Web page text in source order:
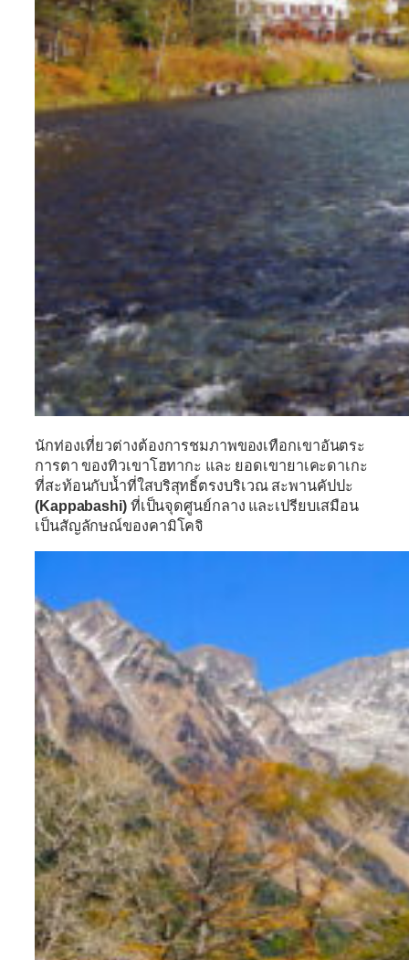
นักท่องเที่ยวต่างต้องการชมภาพของเทือกเขาอันตระ
การตา ของทิวเขาโฮทากะ และ ยอดเขายาเคะดาเกะ
ที่สะท้อนกับน้ำที่ใสบริสุทธิ์ตรงบริเวณ สะพานคัปปะ
(Kappabashi)ที่เป็นจุดศูนย์กลาง และเปรียบเสมือน
เป็นสัญลักษณ์ของคามิโคจิ